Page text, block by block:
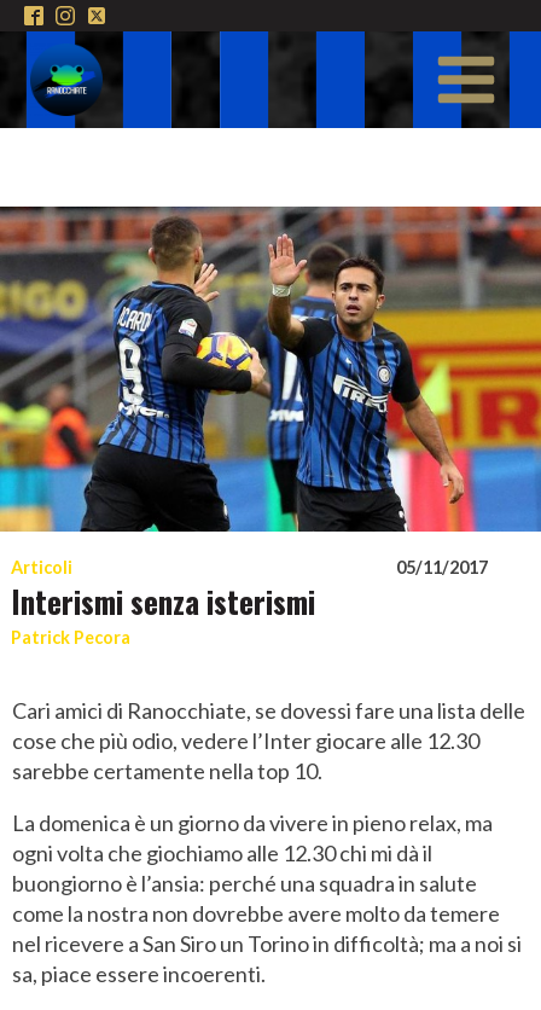
Articoli 05/11/2017
Interismi senza isterismi
Patrick Pecora
Cari amici di Ranocchiate, se dovessi fare una lista delle
cose che più odio, vedere l’Inter giocare alle 12.30
sarebbe certamente nella top 10.
La domenica è un giorno da vivere in pieno relax, ma
ogni volta che giochiamo alle 12.30 chi mi dà il
buongiorno è l’ansia: perché una squadra in salute
come la nostra non dovrebbe avere molto da temere
nel ricevere a San Siro un Torino in difficoltà; ma a noi si
sa, piace essere incoerenti.